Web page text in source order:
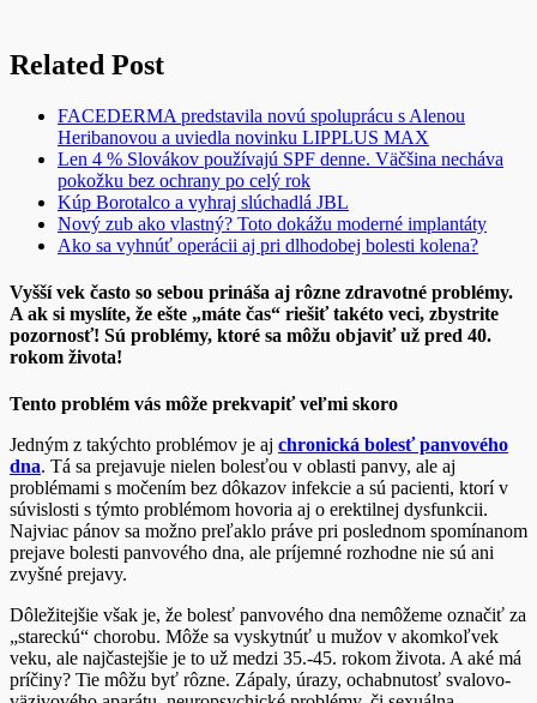
Related Post
FACEDERMA predstavila novú spoluprácu s Alenou
Heribanovou a uviedla novinku LIPPLUS MAX
Len 4 % Slovákov používajú SPF denne. Väčšina necháva
pokožku bez ochrany po celý rok
Kúp Borotalco a vyhraj slúchadlá JBL
Nový zub ako vlastný? Toto dokážu moderné implantáty
Ako sa vyhnúť operácii aj pri dlhodobej bolesti kolena?
Vyšší vek často so sebou prináša aj rôzne zdravotné problémy.
A ak si myslíte, že ešte „máte čas“ riešiť takéto veci, zbystrite
pozornosť! Sú problémy, ktoré sa môžu objaviť už pred 40.
rokom života!
Tento problém vás môže prekvapiť veľmi skoro
Jedným z takýchto problémov je aj chronická bolesť panvového
dna. Tá sa prejavuje nielen bolesťou v oblasti panvy, ale aj
problémami s močením bez dôkazov infekcie a sú pacienti, ktorí v
súvislosti s týmto problémom hovoria aj o erektilnej dysfunkcii.
Najviac pánov sa možno preľaklo práve pri poslednom spomínanom
prejave bolesti panvového dna, ale príjemné rozhodne nie sú ani
zvyšné prejavy.
Dôležitejšie však je, že bolesť panvového dna nemôžeme označiť za
„stareckú“ chorobu. Môže sa vyskytnúť u mužov v akomkoľvek
veku, ale najčastejšie je to už medzi 35.-45. rokom života. A aké má
príčiny? Tie môžu byť rôzne. Zápaly, úrazy, ochabnutosť svalovo-